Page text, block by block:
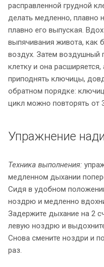
расправленной грудной
делать медленно, плавно
плавно его выпуская.
выпячивания живота, как
воздух. Затем воздушный
клетку и она
приподнять ключицы,
обратном порядке:
цикл можно повторять от
Упражнение
Техника выполнения:
медленном дыхании
Сидя в удобном
ноздрю и медленно
Задержите дыхание на 2
левую ноздрю и
Снова смените ноздри и
раз.